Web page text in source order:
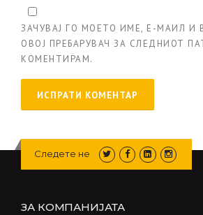
ЗАЧУВАЈ ГО МОЕТО ИМЕ, Е-МАИЛ И
ОВОЈ ПРЕБАРУВАЧ ЗА СЛЕДНИОТ
КОМЕНТИРАМ.
Следете не
ЗА КОМПАНИЈАТА